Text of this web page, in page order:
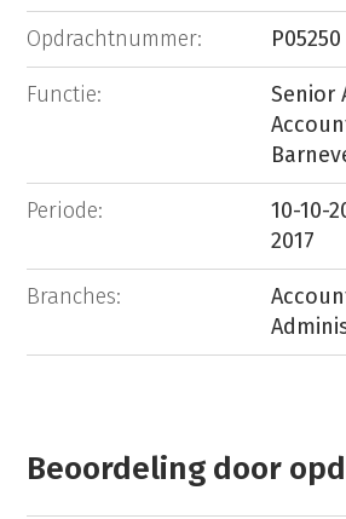
Opdrachtnummer: P05250
Functie:
Senior
Periode:
10-10-
2017
Branches:
Beoordeling door